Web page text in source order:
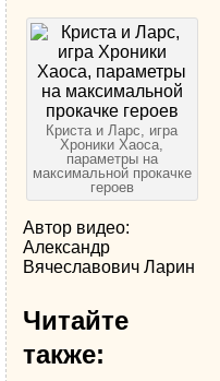
Криста и Ларс, игра
Хроники Хаоса,
параметры на
максимальной прокачке
героев
Автор видео:
Александр
Вячеславович Ларин
Читайте
также: